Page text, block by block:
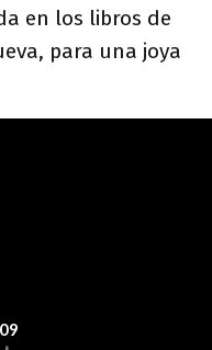
en los libros de
para una joya